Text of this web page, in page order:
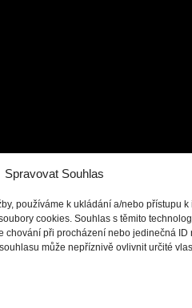
Spravovat Souhlas
používáme k ukládání a/nebo přístupu k
cookies. Souhlas s těmito
chování při procházení nebo jedinečná ID
může nepříznivě ovlivnit určité